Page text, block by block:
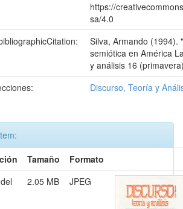
https://
sa/4.0
Silva, Armando (1994).
semiótica en América
y análisis 16
Discurso, Teoría y
Tamaño
Formato
2.05 MB JPEG